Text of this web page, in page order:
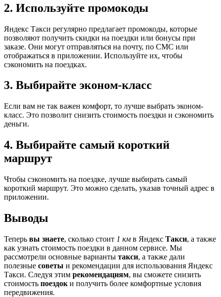
2. Используйте промокоды
Яндекс Такси регулярно предлагает промокоды, которые
позволяют получить скидки на поездки или бонусы при
заказе. Они могут отправляться на почту, по СМС или
отображаться в приложении. Используйте их, чтобы
сэкономить на поездках.
3. Выбирайте эконом-класс
Если вам не так важен комфорт, то лучше выбрать эконом-
класс. Это позволит снизить стоимость поездки и сэкономить
деньги.
4. Выбирайте самый короткий
маршрут
Чтобы сэкономить на поездке, лучше выбирать самый
короткий маршрут. Это можно сделать, указав точный адрес в
приложении.
Выводы
Теперь вы знаете, сколько стоит 1 км в Яндекс Такси, а также
как узнать стоимость поездки в данном сервисе. Мы
рассмотрели основные варианты такси, а также дали
полезные советы и рекомендации для использования Яндекс
Такси. Следуя этим рекомендациям, вы сможете снизить
стоимость поездок и получить более комфортные условия
передвижения.